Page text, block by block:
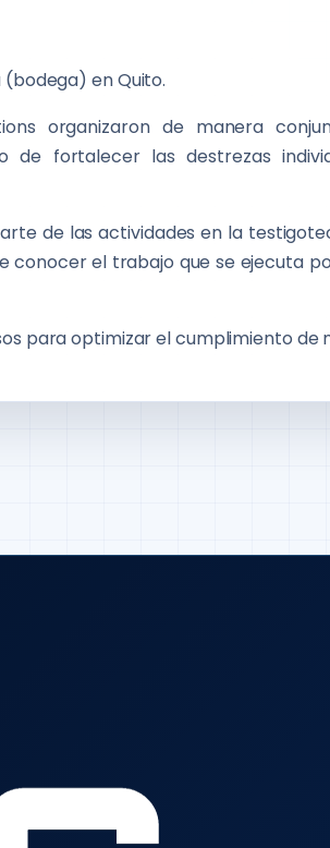
(bodega) en Quito.
organizaron de manera
fortalecer las destrezas
de las actividades en la
el trabajo que se ejecuta
para optimizar el cumplimiento de